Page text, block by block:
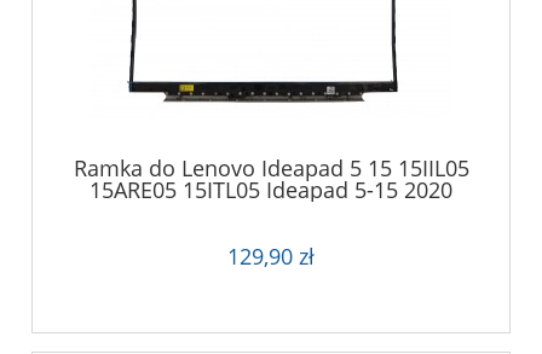
Ramka do Lenovo Ideapad 5 15 15IIL05
15ARE05 15ITL05 Ideapad 5-15 2020
129,90 zł